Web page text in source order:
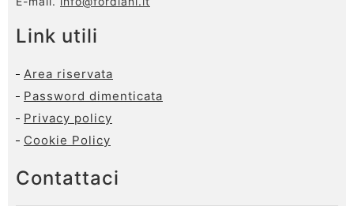
Link utili
Area riservata
Password dimenticata
Privacy policy
Cookie Policy
Contattaci